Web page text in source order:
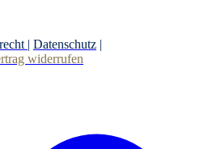
| Datenschutz |
widerrufen